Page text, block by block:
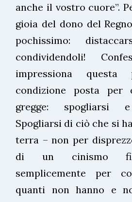
anche il vostro cuore”.
gioia del dono del
pochissimo:
condividendoli!
impressiona questa
condizione posta per
gregge: spogliarsi
Spogliarsi di ciò che si
terra – non per
di un cinismo
semplicemente per
quanti non hanno e